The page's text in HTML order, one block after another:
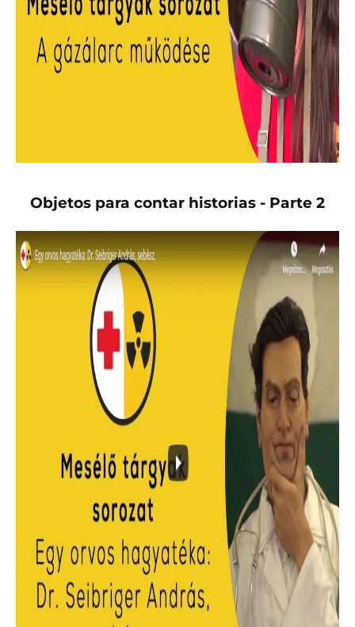
Objetos para contar historias - Parte 2